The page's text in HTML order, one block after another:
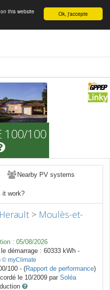
English Ok, j'accepte
this website
100/100
Nearby PV systems
it work?
Herault > Moulès-et-
: 05/08/2026
démarrage : 60333 kWh -
© myClimate
100 - (Rapport de performance)
le 10/2009 par Soléa